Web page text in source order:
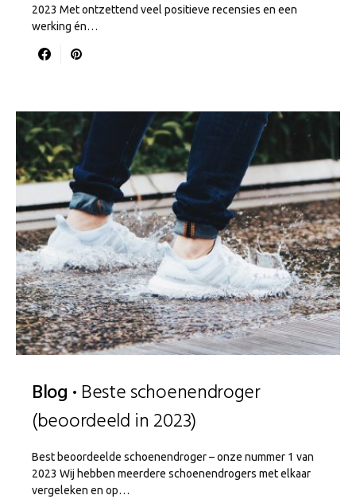
2023 Met ontzettend veel positieve recensies en een
werking én…
Blog Beste schoenendroger
(beoordeeld in 2023)
Best beoordeelde schoenendroger – onze nummer 1 van
2023 Wij hebben meerdere schoenendrogers met elkaar
vergeleken en op…